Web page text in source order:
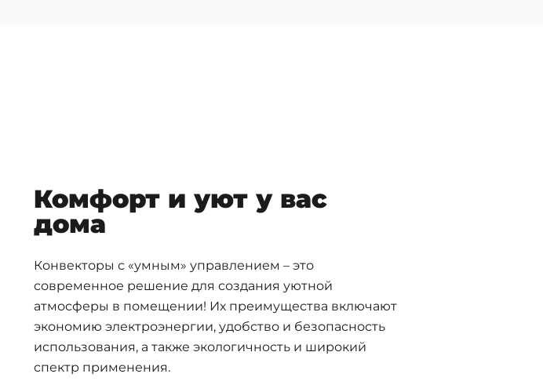
Комфорт и уют у вас
дома
Конвекторы с «умным» управлением – это
современное решение для создания уютной
атмосферы в помещении! Их преимущества включают
экономию электроэнергии, удобство и безопасность
использования, а также экологичность и широкий
спектр применения.